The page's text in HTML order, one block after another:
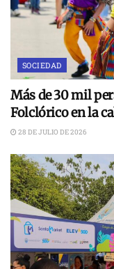
SOCIEDAD
Más de 30 mil
Folclórico en la
28 DE JULIO DE 2026